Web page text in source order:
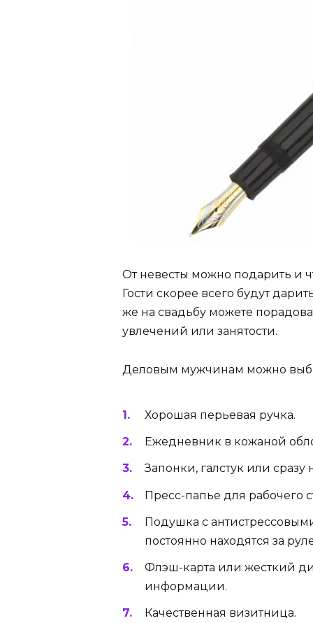
От невесты можно подарить и
Гости скорее всего будут
же на свадьбу можете
увлечений или занятости.
Деловым мужчинам можно
Хорошая перьевая ручка.
Ежедневник в кожаной
Запонки, галстук или сразу
Пресс-папье для рабочего
Подушка с
постоянно находятся за
Флэш-карта или жесткий
информации.
Качественная визитница.